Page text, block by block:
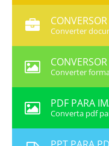
Converter
Converter
PDF PARA
Converta pdf